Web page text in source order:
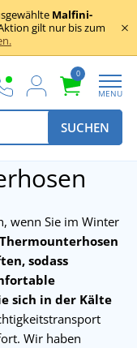
Malfini-
gilt nur bis zum
0
MENU
SUCHEN
wenn Sie im Winter
Thermounterhosen
sodass
sich in der Kälte
Wir haben